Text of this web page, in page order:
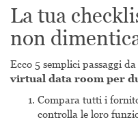
La tua
non
Ecco 5 semplici passaggi
virtual data room per
Compara tutti i
controlla le loro